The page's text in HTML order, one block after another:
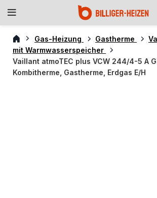
Gas-Heizung Gastherme
mit Warmwasserspeicher
Vaillant atmoTEC plus VCW 244/4-5 A
Kombitherme, Gastherme, Erdgas E/H